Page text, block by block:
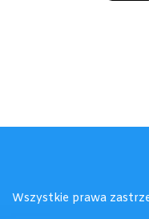
Wszystkie prawa